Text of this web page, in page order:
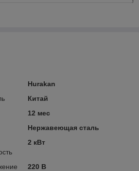
Hurakan
Китай
12 мес
Нержавеющая сталь
2 кВт
220 В